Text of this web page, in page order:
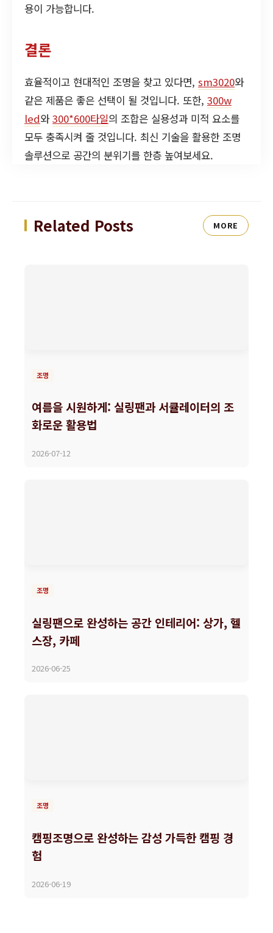
용이 가능합니다.
결론
효율적이고 현대적인 조명을 찾고 있다면, sm3020와
같은 제품은 좋은 선택이 될 것입니다. 또한, 300w
led와300*600타일의 조합은 실용성과 미적 요소를
모두 충족시켜 줄 것입니다. 최신 기술을 활용한 조명
솔루션으로 공간의 분위기를 한층 높여보세요.
Related Posts MORE
조명
여름을 시원하게: 실링팬과 서큘레이터의 조
화로운 활용법
2026-07-12
조명
실링팬으로 완성하는 공간 인테리어: 상가, 헬
스장, 카페
2026-06-25
조명
캠핑조명으로 완성하는 감성 가득한 캠핑 경
험
2026-06-19